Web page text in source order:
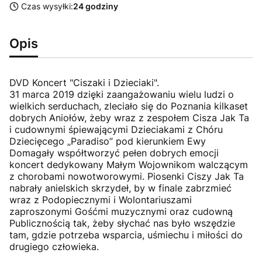
Czas wysyłki:24 godziny
Opis
DVD Koncert "Ciszaki i Dzieciaki".
31 marca 2019 dzięki zaangażowaniu wielu ludzi o
wielkich serduchach, zleciało się do Poznania kilkaset
dobrych Aniołów, żeby wraz z zespołem Cisza Jak Ta
i cudownymi śpiewającymi Dzieciakami z Chóru
Dziecięcego „Paradiso” pod kierunkiem Ewy
Domagały współtworzyć pełen dobrych emocji
koncert dedykowany Małym Wojownikom walczącym
z chorobami nowotworowymi. Piosenki Ciszy Jak Ta
nabrały anielskich skrzydeł, by w finale zabrzmieć
wraz z Podopiecznymi i Wolontariuszami
zaproszonymi Gośćmi muzycznymi oraz cudowną
Publicznością tak, żeby słychać nas było wszędzie
tam, gdzie potrzeba wsparcia, uśmiechu i miłości do
drugiego człowieka.